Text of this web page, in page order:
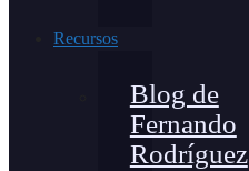
Recursos
Blog de
Fernando
Rodríguez